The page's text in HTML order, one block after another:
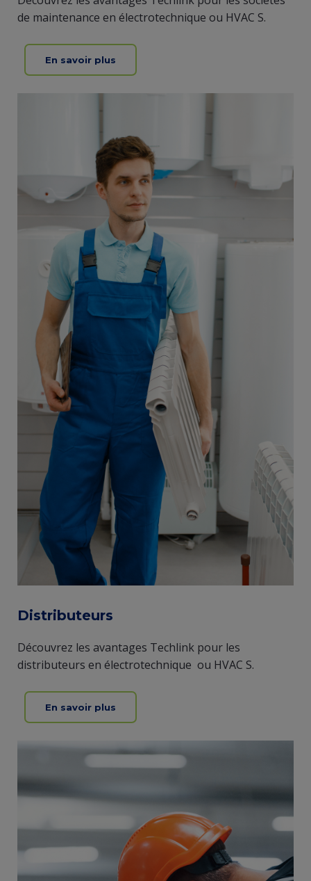
de maintenance en électrotechnique ou HVAC S.
En savoir plus
Distributeurs
Découvrez les avantages Techlink pour les
distributeurs en électrotechnique ou HVAC S.
En savoir plus